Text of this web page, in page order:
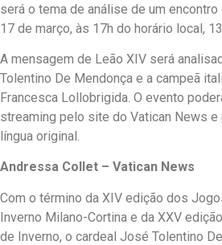
será o tema de análise de um
17 de março, às 17h do horário local,
A mensagem de Leão XIV será
Tolentino De Mendonça e a campeã
Francesca Lollobrigida. O evento
streaming pelo site do Vatican News e
língua original.
Andressa Collet – Vatican News
Com o término da XIV edição dos
Inverno Milano-Cortina e da XXV
de Inverno, o cardeal José Tolentino